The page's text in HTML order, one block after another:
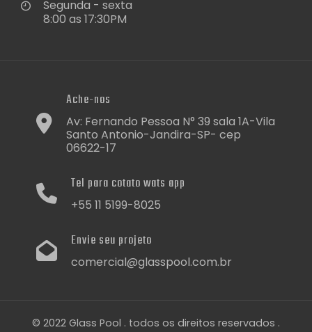
Segunda - sexta
8:00 as 17:30PM
Ache-nos
Av: Fernando Pessoa N° 39 sala 1A-Vila
Santo Antonio-Jandira-SP- cep
06622-17
Tel para cotato wats app
+55 11 5199-8025
Envie seu projeto
comercial@glasspool.com.br
© 2022 Glass Pool . todos os direitos reservados .